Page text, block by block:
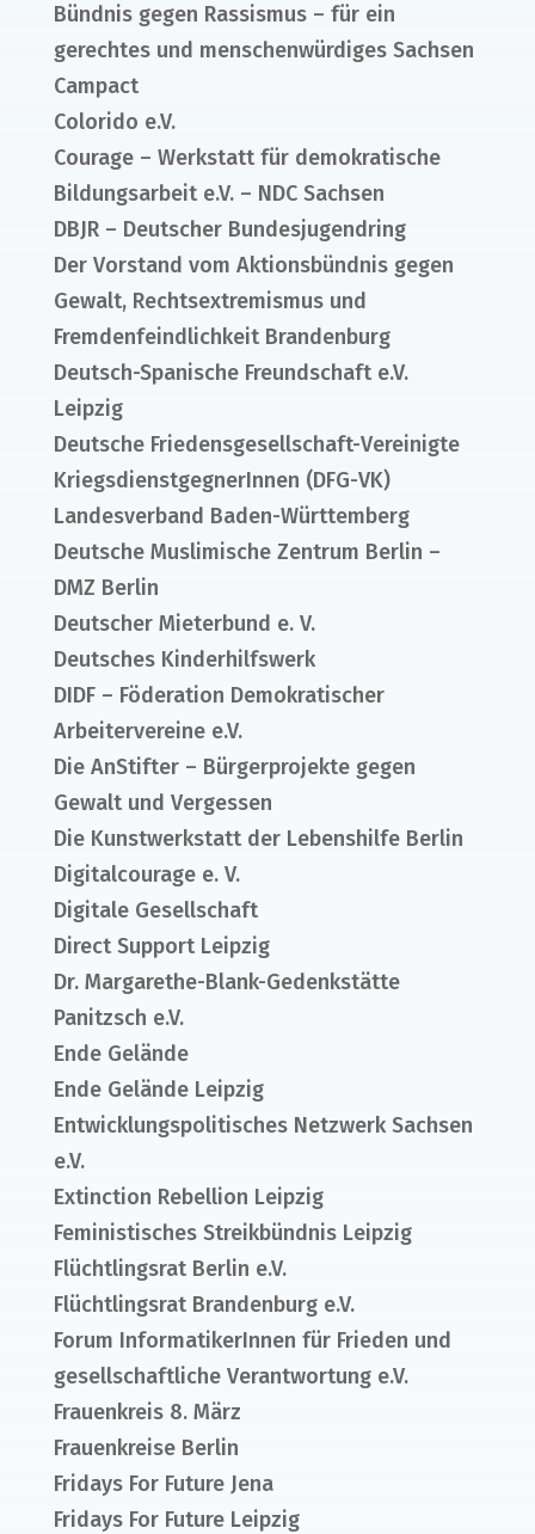
Bündnis gegen Rassismus – für ein
gerechtes und menschenwürdiges Sachsen
Campact
Colorido e.V.
Courage – Werkstatt für demokratische
Bildungsarbeit e.V. – NDC Sachsen
DBJR – Deutscher Bundesjugendring
Der Vorstand vom Aktionsbündnis gegen
Gewalt, Rechtsextremismus und
Fremdenfeindlichkeit Brandenburg
Deutsch-Spanische Freundschaft e.V.
Leipzig
Deutsche Friedensgesellschaft-Vereinigte
KriegsdienstgegnerInnen (DFG-VK)
Landesverband Baden-Württemberg
Deutsche Muslimische Zentrum Berlin –
DMZ Berlin
Deutscher Mieterbund e. V.
Deutsches Kinderhilfswerk
DIDF – Föderation Demokratischer
Arbeitervereine e.V.
Die AnStifter – Bürgerprojekte gegen
Gewalt und Vergessen
Die Kunstwerkstatt der Lebenshilfe Berlin
Digitalcourage e. V.
Digitale Gesellschaft
Direct Support Leipzig
Dr. Margarethe-Blank-Gedenkstätte
Panitzsch e.V.
Ende Gelände
Ende Gelände Leipzig
Entwicklungspolitisches Netzwerk Sachsen
e.V.
Extinction Rebellion Leipzig
Feministisches Streikbündnis Leipzig
Flüchtlingsrat Berlin e.V.
Flüchtlingsrat Brandenburg e.V.
Forum InformatikerInnen für Frieden und
gesellschaftliche Verantwortung e.V.
Frauenkreis 8. März
Frauenkreise Berlin
Fridays For Future Jena
Fridays For Future Leipzig